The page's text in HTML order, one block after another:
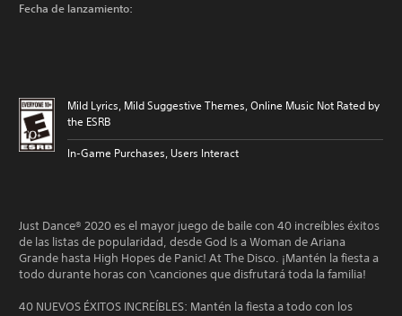
Fecha de lanzamiento:
Mild Lyrics, Mild Suggestive Themes, Online Music Not Rated by
the ESRB
In-Game Purchases, Users Interact
Just Dance® 2020 es el mayor juego de baile con 40 increíbles éxitos
de las listas de popularidad, desde God Is a Woman de Ariana
Grande hasta High Hopes de Panic! At The Disco. ¡Mantén la fiesta a
todo durante horas con \canciones que disfrutará toda la familia!
40 NUEVOS ÉXITOS INCREÍBLES: Mantén la fiesta a todo con los